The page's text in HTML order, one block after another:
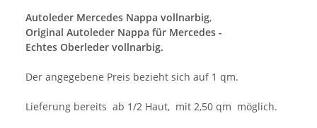
Autoleder Mercedes Nappa vollnarbig,
Original Autoleder Nappa für Mercedes -
Echtes Oberleder vollnarbig.
Der angegebene Preis bezieht sich auf 1 qm.
Lieferung bereits ab 1/2 Haut, mit 2,50 qm möglich.